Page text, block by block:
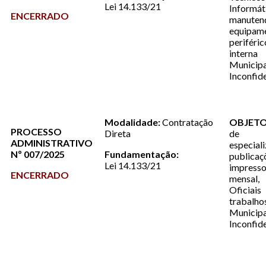
ENCERRADO
Lei 14.133/21
PROCESSO
ADMINISTRATIVO
Nº 007/2025
ENCERRADO
Modalidade:Contratação
Direta
Fundamentação:
Lei 14.133/21
de